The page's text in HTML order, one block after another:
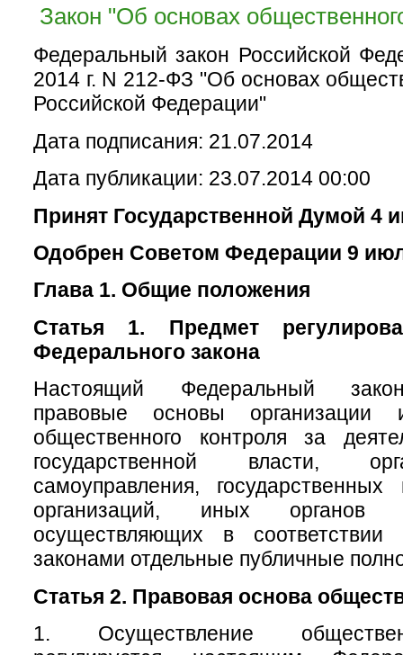
Закон "Об основах
Федеральный закон Российской
2014 г. N 212-ФЗ "Об основах
Российской Федерации"
Дата подписания: 21.07.2014
Дата публикации: 23.07.2014 00:00
Принят Государственной Думой 4
Одобрен Советом Федерации 9
Глава 1. Общие положения
Статья 1. Предмет
Федерального закона
Настоящий Федеральный
правовые основы организации
общественного контроля за
государственной власти,
самоуправления,
организаций, иных органов
осуществляющих в
законами отдельные публичные
Статья 2. Правовая основа
1. Осуществление